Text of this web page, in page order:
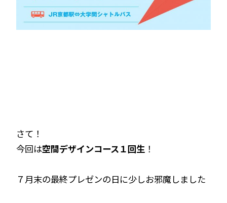
さて！
今回は空間デザインコース１回生 ！
７月末の最終プレゼンの日に少しお邪魔しました